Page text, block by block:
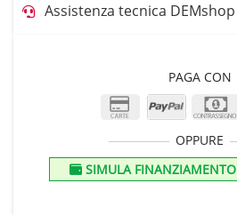
Assistenza tecnica DEMshop
PAGA CON
OPPURE
SIMULA FINANZIAMENTO